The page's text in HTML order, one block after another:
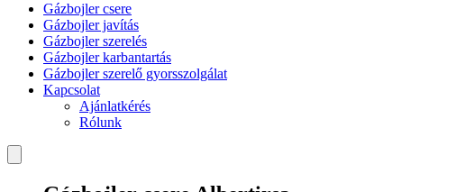
Gázbojler csere
Gázbojler javítás
Gázbojler szerelés
Gázbojler karbantartás
Gázbojler szerelő gyorsszolgálat
Kapcsolat
Ajánlatkérés
Rólunk